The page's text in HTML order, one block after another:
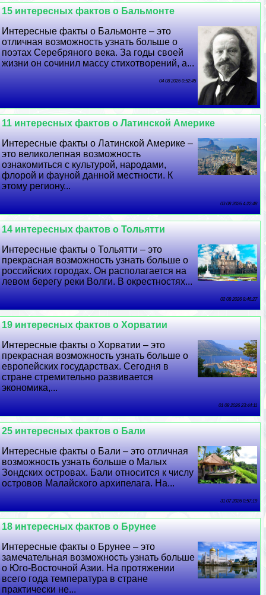
15 интересных фактов о Бальмонте
Интересные факты о Бальмонте – это
отличная возможность узнать больше о
поэтах Серебряного века. За годы своей
жизни он сочинил массу стихотворений, а...
04 08 2026 0:52:45
11 интересных фактов о Латинской Америке
Интересные факты о Латинской Америке –
это великолепная возможность
ознакомиться с культурой, народами,
флорой и фауной данной местности. К
этому региону...
03 08 2026 4:22:48
14 интересных фактов о Тольятти
Интересные факты о Тольятти – это
прекрасная возможность узнать больше о
российских городах. Он располагается на
левом берегу реки Волги. В окрестностях...
02 08 2026 8:46:27
19 интересных фактов о Хорватии
Интересные факты о Хорватии – это
прекрасная возможность узнать больше о
европейских государствах. Сегодня в
стране стремительно развивается
экономика,...
01 08 2026 23:44:11
25 интересных фактов о Бали
Интересные факты о Бали – это отличная
возможность узнать больше о Малых
Зондских островах. Бали относится к числу
островов Малайского архипелага. На...
31 07 2026 0:57:19
18 интересных фактов о Брунее
Интересные факты о Брунее – это
замечательная возможность узнать больше
о Юго-Восточной Азии. На протяжении
всего года температура в стране
пpaктически не...